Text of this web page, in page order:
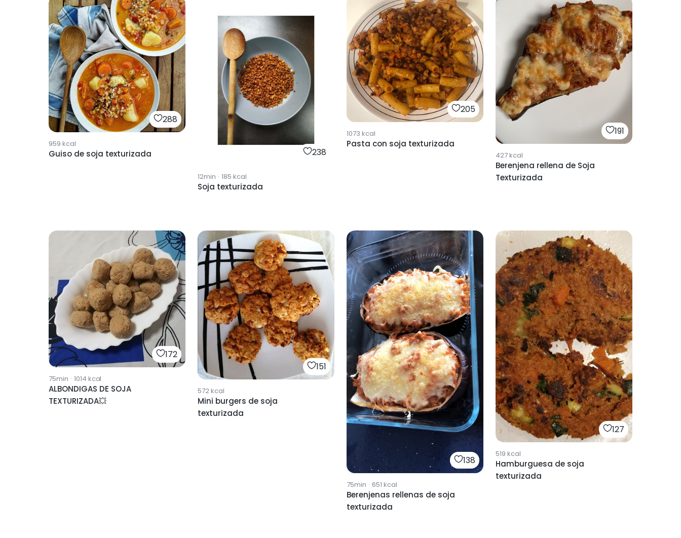
288
959 kcal
Guiso de soja texturizada 238
12min · 185 kcal
Soja texturizada
205
1073 kcal
Pasta con soja texturizada
191
427kcal
Berenjena rellena de Soja
Texturizada
172
75min · 1014 kcal
ALBONDIGAS DE SOJA
TEXTURIZADA💥
151
572kcal
Mini burgers de soja
texturizada
138
75min · 651 kcal
Berenjenas rellenas de soja
texturizada
127
519 kcal
Hamburguesa de soja
texturizada